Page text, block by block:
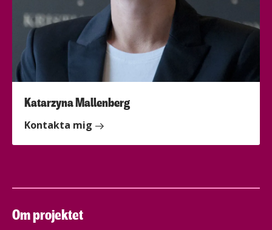
Katarzyna Mallenberg
Kontakta mig
Om projektet